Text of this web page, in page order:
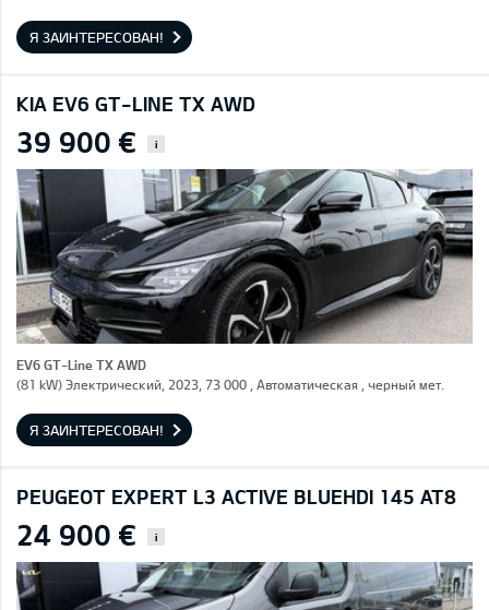
Я ЗАИНТЕРЕСОВАН!
KIA EV6 GT-LINE TX AWD
39 900 € i
EV6 GT-Line TX AWD
(81 kW) Электрический, 2023, 73 000 , Автоматическая , черный мет.
Я ЗАИНТЕРЕСОВАН!
PEUGEOT EXPERT L3 ACTIVE BLUEHDI 145 AT8
24 900 € i